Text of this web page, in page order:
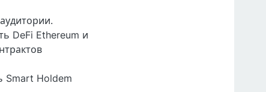
DeFi Ethereum и
Smart Holdem